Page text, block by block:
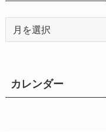
ブカレンダー